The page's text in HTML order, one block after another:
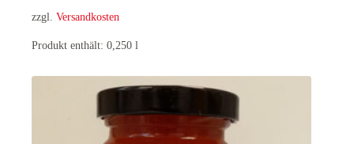
zzgl. Versandkosten
Produkt enthält: 0,250 l